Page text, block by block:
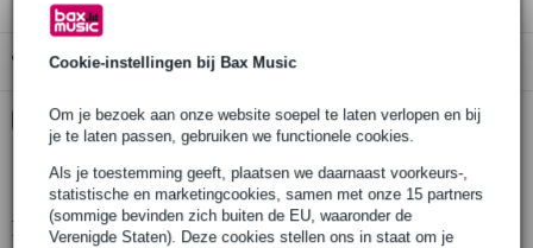
Cookie-instellingen bij Bax Music
Om je bezoek aan onze website soepel te laten verlopen en bij
je te laten passen, gebruiken we functionele cookies.
Als je toestemming geeft, plaatsen we daarnaast voorkeurs-,
statistische en marketingcookies, samen met onze 15 partners
(sommige bevinden zich buiten de EU, waaronder de
Verenigde Staten). Deze cookies stellen ons in staat om je
Gratis ophalen in de winkel
Kies nu voor 2 jaar extra Bax Music garantie en meer
voordelen
€ 7,95 eenmalig
Productinformatie